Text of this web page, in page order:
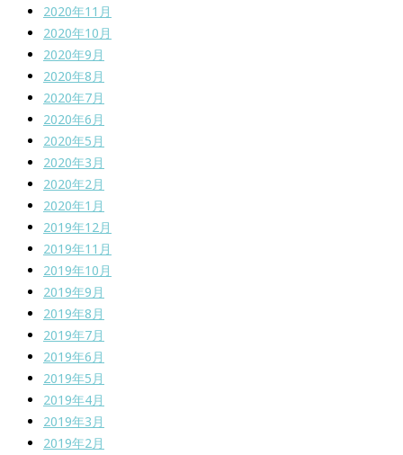
2020年11月
2020年10月
2020年9月
2020年8月
2020年7月
2020年6月
2020年5月
2020年3月
2020年2月
2020年1月
2019年12月
2019年11月
2019年10月
2019年9月
2019年8月
2019年7月
2019年6月
2019年5月
2019年4月
2019年3月
2019年2月